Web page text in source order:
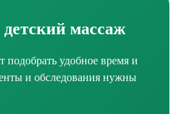
массаж
удобное время и
и обследования нужны